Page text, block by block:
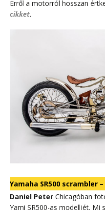
Erről a motorról hosszan
cikket.
Yamaha SR500 scrambler –
Daniel Peter Chicagóban
Yami SR500-as modelljét.